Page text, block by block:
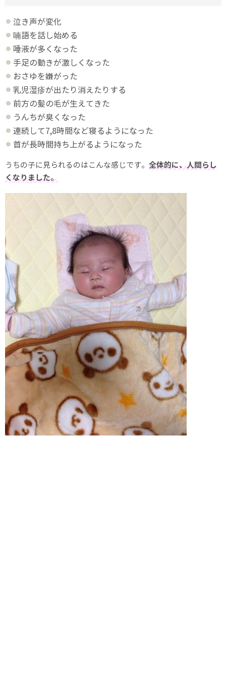
泣き声が変化
喃語を話し始める
唾液が多くなった
手足の動きが激しくなった
おさゆを嫌がった
乳児湿疹が出たり消えたりする
前方の髪の毛が生えてきた
うんちが臭くなった
連続して7,8時間など寝るようになった
首が長時間持ち上がるようになった
うちの子に見られるのはこんな感じです。 全体的に、人間らし
くなりました。